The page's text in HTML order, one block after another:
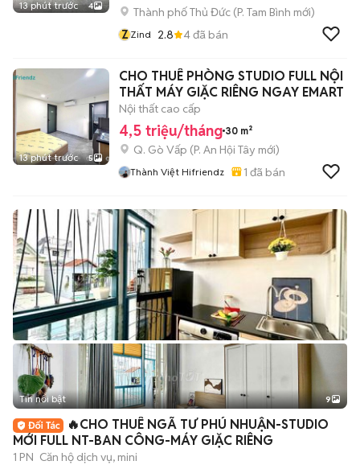
13 phút trước 4 Thành phố Thủ Đức (P. Tam Bình mới)
ZZind 2.8 4đã bán
13 phút trước 5
CHO THUÊ PHÒNG STUDIO FULL NỘI
THẤT MÁY GIẶC RIÊNG NGAY EMART
Nội thất cao cấp
4,5 triệu/tháng 30 m²
Q. Gò Vấp (P. An Hội Tây mới)
Thành Việt Hifriendz 1 đã bán
+2
Tin nổi bật 9
🔥CHO THUÊ NGÃ TƯ PHÚ NHUẬN-STUDIO
MỚI FULL NT-BAN CÔNG-MÁY GIẶC RIÊNG
1 PN Căn hộ dịch vụ, mini